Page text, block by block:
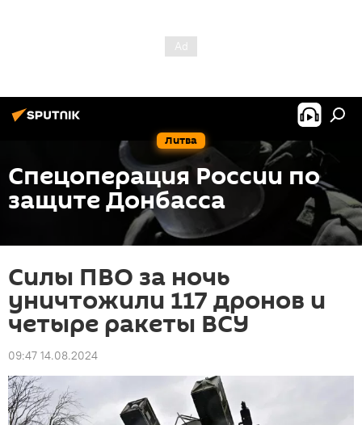
Литва
Спецоперация России по
защите Донбасса
Силы ПВО за ночь
уничтожили 117 дронов и
четыре ракеты ВСУ
09:47 14.08.2024